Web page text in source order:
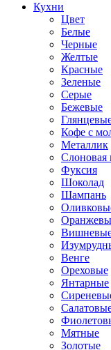
Кухни
Цвет
Белые
Черные
Желтые
Красные
Зеленые
Серые
Бежевые
Кофе с
Металлик
Слоновая
Фуксия
Шоколад
Шампань
Венге
Ореховые
Янтарные
Мятные
Золотые